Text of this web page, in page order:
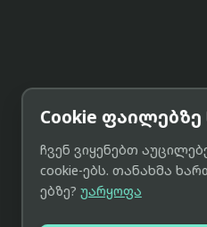
Cookie
ჩვენ ვიყენებთ
cookie-ებს. თანახმა
ებზე? უარყოფა